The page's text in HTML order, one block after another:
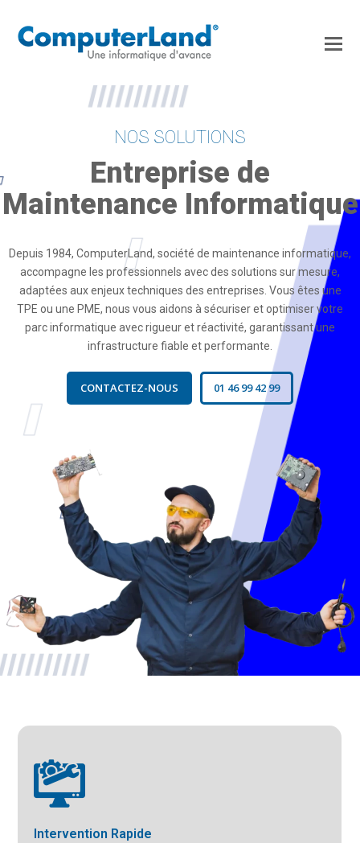
NOS SOLUTIONS
Entreprise de
Maintenance Informatique
Depuis 1984, ComputerLand, société de maintenance informatique,
accompagne les professionnels avec des solutions sur mesure,
adaptées aux enjeux techniques des entreprises. Vous êtes une
TPE ou une PME, nous vous aidons à sécuriser et optimiser votre
parc informatique avec rigueur et réactivité, garantissant une
infrastructure fiable et performante.
CONTACTEZ-NOUS 01 46 99 42 99
Intervention Rapide